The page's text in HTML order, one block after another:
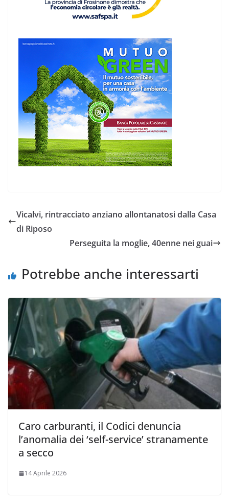
Vicalvi, rintracciato anziano allontanatosi dalla Casa
di Riposo
Perseguita la moglie, 40enne nei guai
Potrebbe anche interessarti
Caro carburanti, il Codici denuncia
l’anomalia dei ‘self-service’ stranamente
a secco
14 Aprile 2026